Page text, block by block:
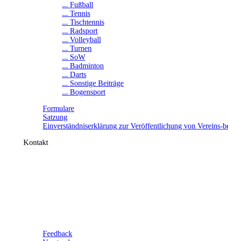
... Fußball
... Tennis
... Tischtennis
... Radsport
... Volleyball
... Turnen
... SoW
... Badminton
... Darts
... Sonstige Beiträge
... Bogensport
Formulare
Satzung
Einverständniserklärung zur Veröffentlichung von Vereins-
Kontakt
Feedback